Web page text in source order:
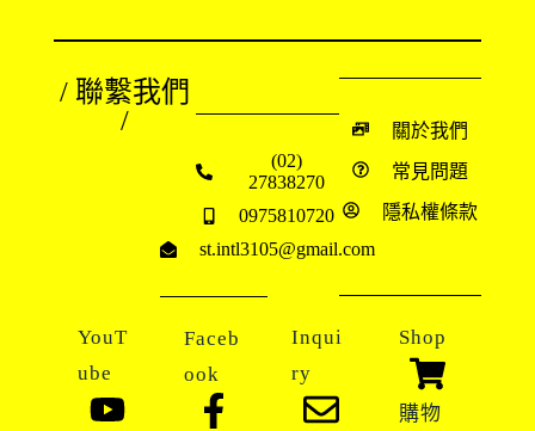
/ 聯繫我們
/
(02)
27838270
0975810720
st.intl3105@gmail.com
關於我們
常見問題
隱私權條款
YouT
ube
Faceb
ook
Inqui
ry
Shop
購物